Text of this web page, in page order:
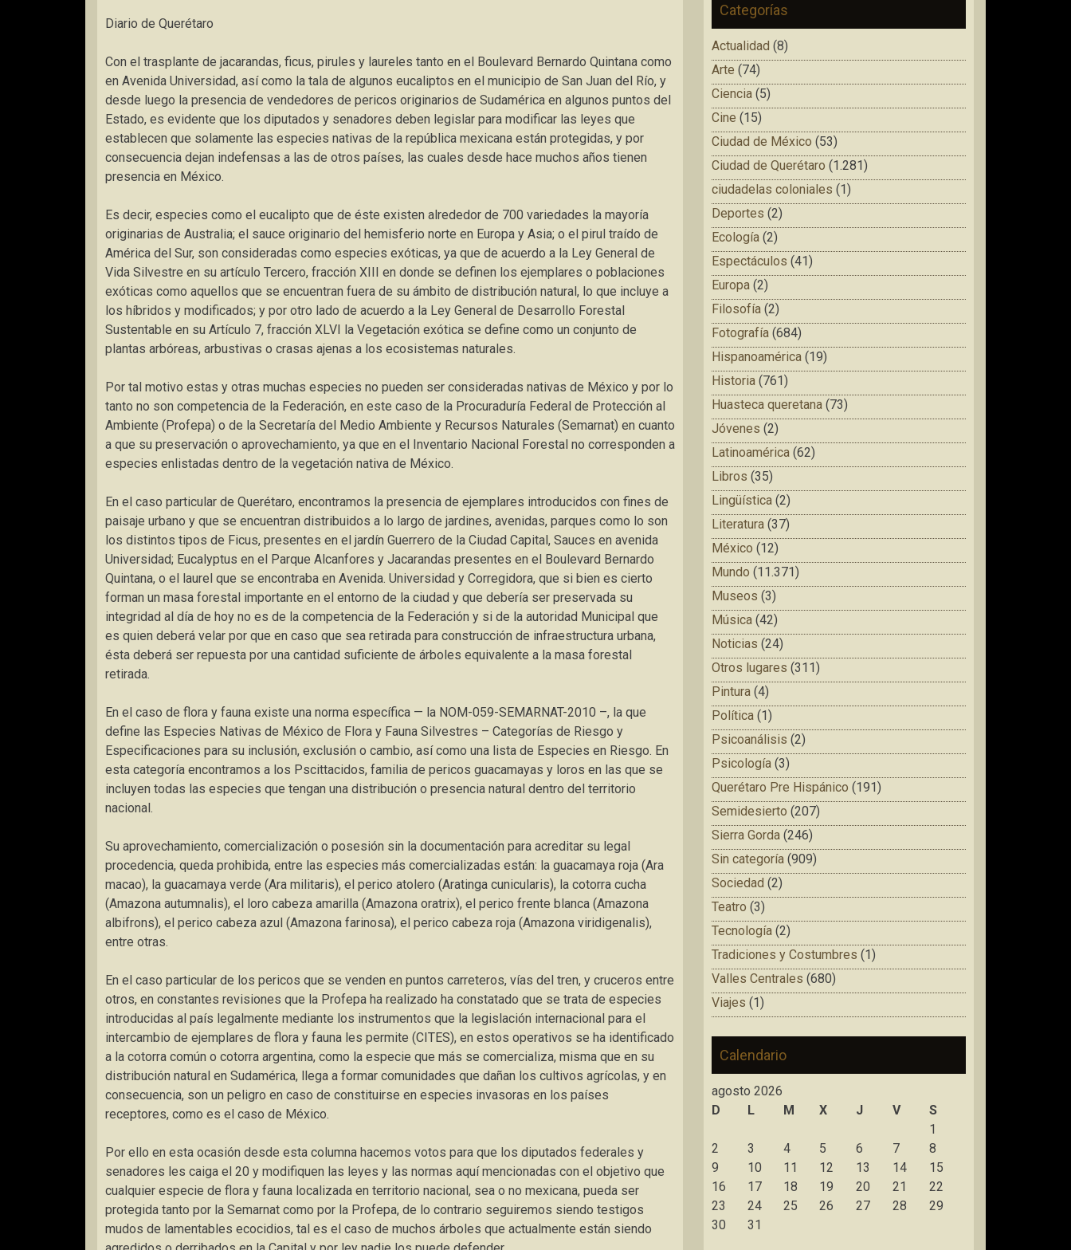
Diario de Querétaro
Con el trasplante de jacarandas, ficus, pirules y laureles tanto en el Boulevard Bernardo Quintana como
en Avenida Universidad, así como la tala de algunos eucaliptos en el municipio de San Juan del Río, y
desde luego la presencia de vendedores de pericos originarios de Sudamérica en algunos puntos del
Estado, es evidente que los diputados y senadores deben legislar para modificar las leyes que
establecen que solamente las especies nativas de la república mexicana están protegidas, y por
consecuencia dejan indefensas a las de otros países, las cuales desde hace muchos años tienen
presencia en México.
Es decir, especies como el eucalipto que de éste existen alrededor de 700 variedades la mayoría
originarias de Australia; el sauce originario del hemisferio norte en Europa y Asia; o el pirul traído de
América del Sur, son consideradas como especies exóticas, ya que de acuerdo a la Ley General de
Vida Silvestre en su artículo Tercero, fracción XIII en donde se definen los ejemplares o poblaciones
exóticas como aquellos que se encuentran fuera de su ámbito de distribución natural, lo que incluye a
los híbridos y modificados; y por otro lado de acuerdo a la Ley General de Desarrollo Forestal
Sustentable en su Artículo 7, fracción XLVI la Vegetación exótica se define como un conjunto de
plantas arbóreas, arbustivas o crasas ajenas a los ecosistemas naturales.
Por tal motivo estas y otras muchas especies no pueden ser consideradas nativas de México y por lo
tanto no son competencia de la Federación, en este caso de la Procuraduría Federal de Protección al
Ambiente (Profepa) o de la Secretaría del Medio Ambiente y Recursos Naturales (Semarnat) en cuanto
a que su preservación o aprovechamiento, ya que en el Inventario Nacional Forestal no corresponden a
especies enlistadas dentro de la vegetación nativa de México.
En el caso particular de Querétaro, encontramos la presencia de ejemplares introducidos con fines de
paisaje urbano y que se encuentran distribuidos a lo largo de jardines, avenidas, parques como lo son
los distintos tipos de Ficus, presentes en el jardín Guerrero de la Ciudad Capital, Sauces en avenida
Universidad; Eucalyptus en el Parque Alcanfores y Jacarandas presentes en el Boulevard Bernardo
Quintana, o el laurel que se encontraba en Avenida. Universidad y Corregidora, que si bien es cierto
forman un masa forestal importante en el entorno de la ciudad y que debería ser preservada su
integridad al día de hoy no es de la competencia de la Federación y si de la autoridad Municipal que
es quien deberá velar por que en caso que sea retirada para construcción de infraestructura urbana,
ésta deberá ser repuesta por una cantidad suficiente de árboles equivalente a la masa forestal
retirada.
En el caso de flora y fauna existe una norma específica — la NOM-059-SEMARNAT-2010 –, la que
define las Especies Nativas de México de Flora y Fauna Silvestres – Categorías de Riesgo y
Especificaciones para su inclusión, exclusión o cambio, así como una lista de Especies en Riesgo. En
esta categoría encontramos a los Pscittacidos, familia de pericos guacamayas y loros en las que se
incluyen todas las especies que tengan una distribución o presencia natural dentro del territorio
nacional.
Su aprovechamiento, comercialización o posesión sin la documentación para acreditar su legal
procedencia, queda prohibida, entre las especies más comercializadas están: la guacamaya roja (Ara
macao), la guacamaya verde (Ara militaris), el perico atolero (Aratinga cunicularis), la cotorra cucha
(Amazona autumnalis), el loro cabeza amarilla (Amazona oratrix), el perico frente blanca (Amazona
albifrons), el perico cabeza azul (Amazona farinosa), el perico cabeza roja (Amazona viridigenalis),
entre otras.
En el caso particular de los pericos que se venden en puntos carreteros, vías del tren, y cruceros entre
otros, en constantes revisiones que la Profepa ha realizado ha constatado que se trata de especies
introducidas al país legalmente mediante los instrumentos que la legislación internacional para el
intercambio de ejemplares de flora y fauna les permite (CITES), en estos operativos se ha identificado
a la cotorra común o cotorra argentina, como la especie que más se comercializa, misma que en su
distribución natural en Sudamérica, llega a formar comunidades que dañan los cultivos agrícolas, y en
consecuencia, son un peligro en caso de constituirse en especies invasoras en los países
receptores, como es el caso de México.
Por ello en esta ocasión desde esta columna hacemos votos para que los diputados federales y
senadores les caiga el 20 y modifiquen las leyes y las normas aquí mencionadas con el objetivo que
cualquier especie de flora y fauna localizada en territorio nacional, sea o no mexicana, pueda ser
protegida tanto por la Semarnat como por la Profepa, de lo contrario seguiremos siendo testigos
mudos de lamentables ecocidios, tal es el caso de muchos árboles que actualmente están siendo
Categorías
Actualidad (8)
Arte (74)
Ciencia (5)
Cine (15)
Ciudad de México (53)
Ciudad de Querétaro (1.281)
ciudadelas coloniales (1)
Deportes (2)
Ecología (2)
Espectáculos (41)
Europa (2)
Filosofía (2)
Fotografía (684)
Hispanoamérica (19)
Historia (761)
Huasteca queretana (73)
Jóvenes (2)
Latinoamérica (62)
Libros (35)
Lingüística (2)
Literatura (37)
México (12)
Mundo (11.371)
Museos (3)
Música (42)
Noticias (24)
Otros lugares (311)
Pintura (4)
Política (1)
Psicoanálisis (2)
Psicología (3)
Querétaro Pre Hispánico (191)
Semidesierto (207)
Sierra Gorda (246)
Sin categoría (909)
Sociedad (2)
Teatro (3)
Tecnología (2)
Tradiciones y Costumbres (1)
Valles Centrales (680)
Viajes (1)
Calendario
agosto 2026
D
L M X J V
S
1
2
3 4 5 6 7
8
9
10 11 12 13 14
15
16
17 18 19 20 21
22
23
24 25 26 27 28
29
30
31